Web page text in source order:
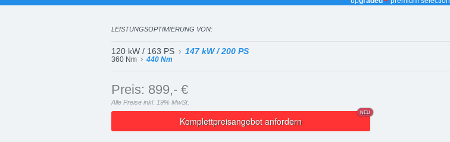
LEISTUNGSOPTIMIERUNG VON:
120 kW / 163 PS 147 kW / 200 PS
360 Nm 440 Nm
Preis: 899,- €
Alle Preise inkl. 19% MwSt.
Komplettpreisangebot anfordern
NEU